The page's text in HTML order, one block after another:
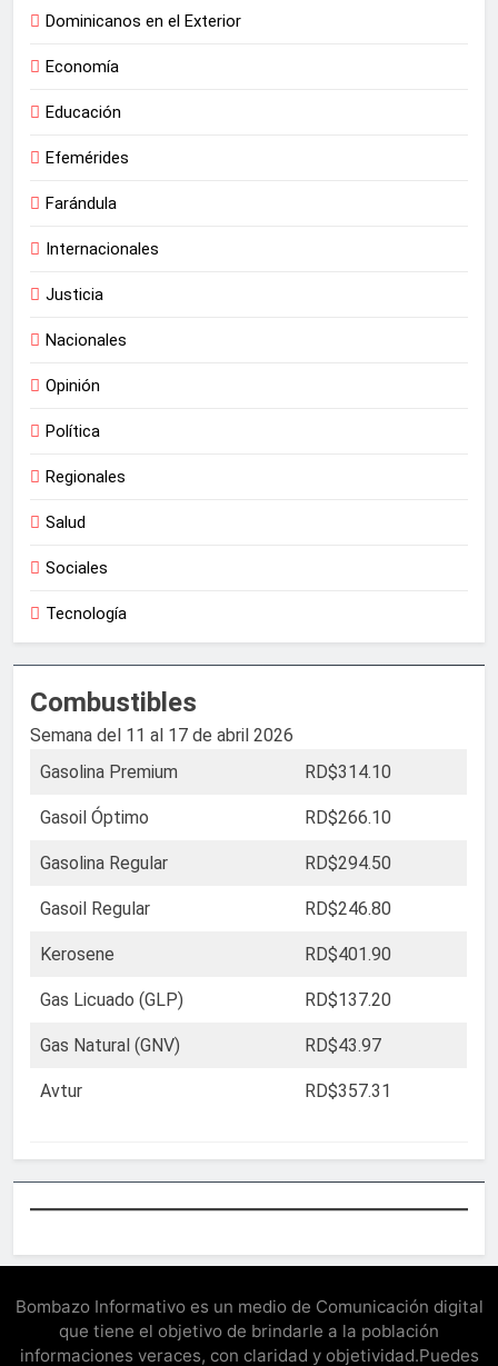
Dominicanos en el Exterior
Economía
Educación
Efemérides
Farándula
Internacionales
Justicia
Nacionales
Opinión
Política
Regionales
Salud
Sociales
Tecnología
Combustibles
Semana del 11 al 17 de abril 2026
Gasolina Premium
RD$314.10
Gasoil Óptimo RD$266.10
Gasolina Regular RD$294.50
Gasoil Regular RD$246.80
Kerosene RD$401.90
Gas Licuado (GLP) RD$137.20
Gas Natural (GNV) RD$43.97
Avtur RD$357.31
Bombazo Informativo es un medio de Comunicación digital
que tiene el objetivo de brindarle a la población
informaciones veraces, con claridad y objetividad.Puedes